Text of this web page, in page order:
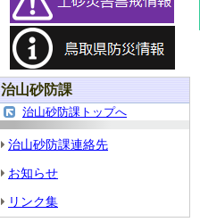
治山砂防課
治山砂防課トップへ
治山砂防課連絡先
お知らせ
リンク集